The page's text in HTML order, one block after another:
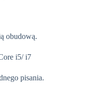
obudową.
i5/ i7
pisania.